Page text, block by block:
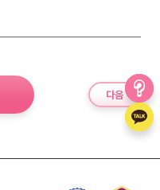
다음